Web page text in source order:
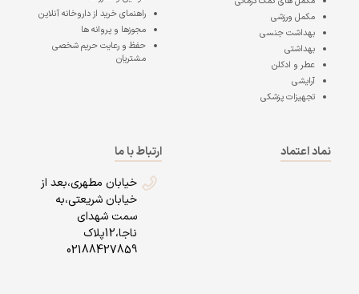
مکمل ورزشی
بهداشت جنسی
بهداشتی
عطر و ادکلن
آرایشی
تجهیزات پزشکی
راهنمای خرید از داروخانه آنلاین
مجوزها و پروانه ها
حفظ و رعایت حریم شخصی
مشتریان
نماد اعتماد
ارتباط با ما
خیابان مطهری،بعد از
خیابان شریعتی،به
سمت شهدای
ناجا،12پلاک
02188427859